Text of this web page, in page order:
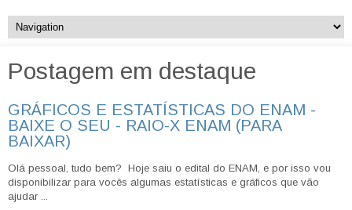
Postagem em destaque
GRÁFICOS E ESTATÍSTICAS DO ENAM -
BAIXE O SEU - RAIO-X ENAM (PARA
BAIXAR)
Olá pessoal, tudo bem? Hoje saiu o edital do ENAM, e por isso vou
disponibilizar para vocês algumas estatísticas e gráficos que vão
ajudar ...